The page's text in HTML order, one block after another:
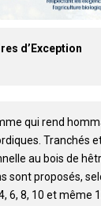
d’Exception
qui rend
Tranchés
au bois de
sont proposés,
6, 8, 10 et même